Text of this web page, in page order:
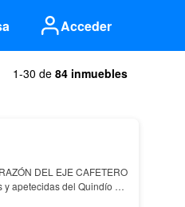
Acceder
1-30 de 84 inmuebles
DEL EJE CAFETERO